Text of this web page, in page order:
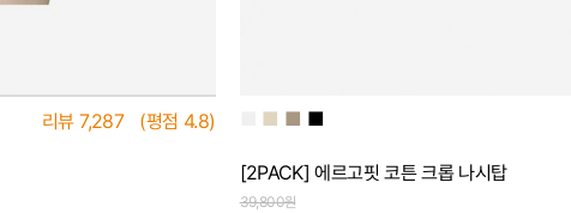
리뷰 7,287 (평점 4.8) ■ ■ ■
[2PACK] 에르고핏 코튼 크롭 나시탑
39,800원